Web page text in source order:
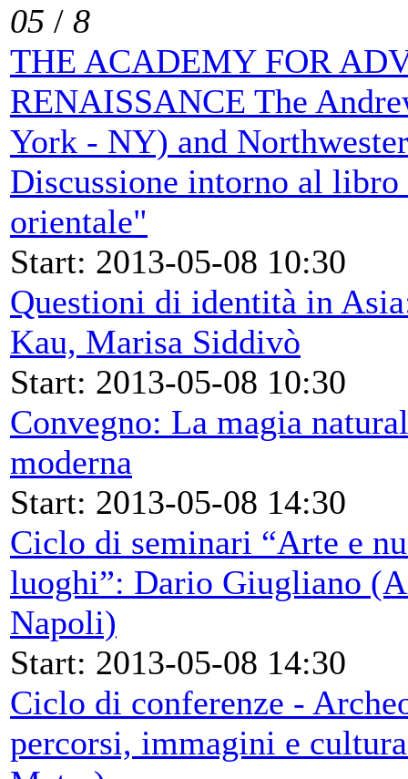
05 / 8
THE ACADEMY FOR
RENAISSANCE The
York - NY) and
Discussione intorno al
orientale"
Start: 2013-05-08 10:30
Questioni di identità in
Kau, Marisa Siddivò
Start: 2013-05-08 10:30
Convegno: La magia
moderna
Start: 2013-05-08 14:30
Ciclo di seminari “Arte e
luoghi”: Dario Giugliano
Napoli)
Start: 2013-05-08 14:30
Ciclo di conferenze -
percorsi, immagini e